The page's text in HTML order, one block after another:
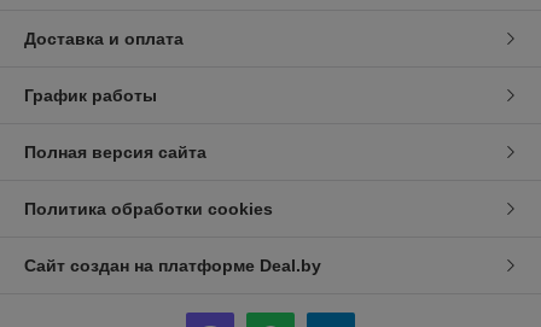
Доставка и оплата
График работы
Полная версия сайта
Политика обработки cookies
Сайт создан на платформе Deal.by